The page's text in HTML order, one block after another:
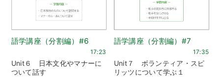
語学講座（分割編）#6
17:23
Unit６ 日本文化やマナーに
ついて話す
語学講座（分割編）#7
17:35
Unit７ ボランティア・スピ
リッツについて学ぶ１